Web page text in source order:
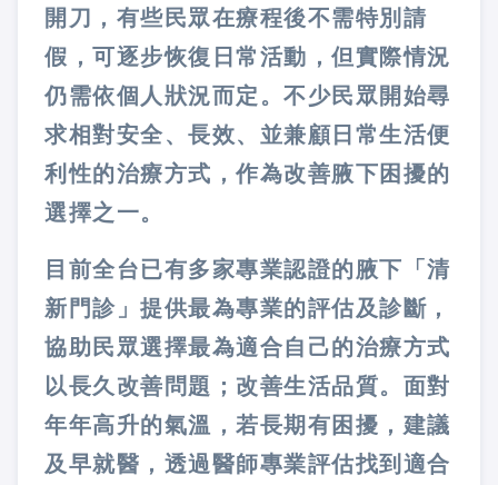
開刀，有些民眾在療程後不需特別請
假，可逐步恢復日常活動，但實際情況
仍需依個人狀況而定。不少民眾開始尋
求相對安全、長效、並兼顧日常生活便
利性的治療方式，作為改善腋下困擾的
選擇之一。
目前全台已有多家專業認證的腋下「清
新門診」提供最為專業的評估及診斷，
協助民眾選擇最為適合自己的治療方式
以長久改善問題；改善生活品質。面對
年年高升的氣溫，若長期有困擾，建議
及早就醫，透過醫師專業評估找到適合